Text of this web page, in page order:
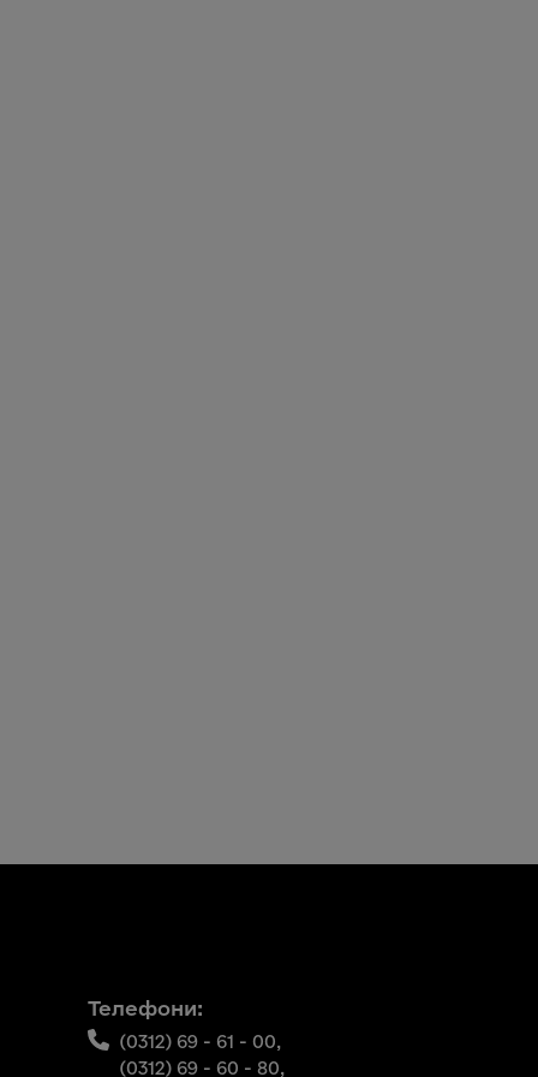
Телефони:
(0312) 69 - 61 - 00,
(0312) 69 - 60 - 80,